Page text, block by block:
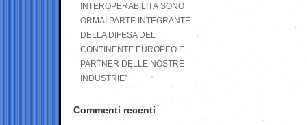
INTEROPERABILITÀ SONO
ORMAI PARTE INTEGRANTE
DELLA DIFESA DEL
CONTINENTE EUROPEO E
PARTNER DELLE NOSTRE
INDUSTRIE”
Commenti recenti